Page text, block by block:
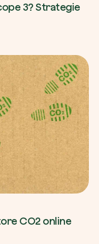
3? Strategie
CO2 online